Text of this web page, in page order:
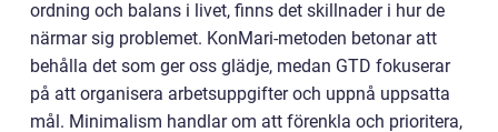
ordning och balans i livet, finns det skillnader i hur de
närmar sig problemet. KonMari-metoden betonar att
behålla det som ger oss glädje, medan GTD fokuserar
på att organisera arbetsuppgifter och uppnå uppsatta
mål. Minimalism handlar om att förenkla och prioritera,